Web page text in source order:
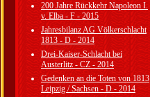
200 Jahre Rückkehr Napoleon I.
v. Elba - F - 2015
Jahresbilanz AG Völkerschlacht
1813 - D - 2014
Drei-Kaiser-Schlacht bei
Austerlitz - CZ - 2014
Gedenken an die Toten von 1813
Leipzig / Sachsen - D - 2014